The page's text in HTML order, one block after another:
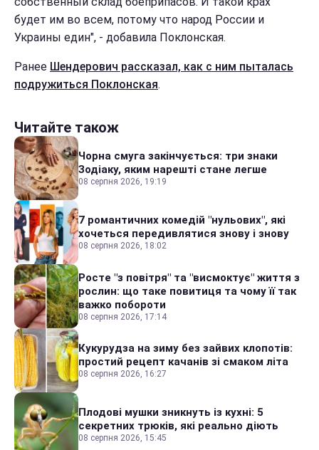
будет им во всем, потому что народ России и
Украины един", - добавила Поклонская.
Ранее Шендерович рассказал, как с ним пыталась
подружиться Поклонская.
Читайте також
Чорна смуга закінчується: три знаки
Зодіаку, яким нарешті стане легше
08 серпня 2026, 19:19
7 романтичних комедій "нульових", які
хочеться передивлятися знову і знову
08 серпня 2026, 18:02
Росте "з повітря" та "висмоктує" життя з
рослин: що таке повитиця та чому її так
важко побороти
08 серпня 2026, 17:14
Кукурудза на зиму без зайвих клопотів:
простий рецепт качанів зі смаком літа
08 серпня 2026, 16:27
Плодові мушки зникнуть із кухні: 5
секретних трюків, які реально діють
08 серпня 2026, 15:45